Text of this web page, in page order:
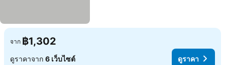
จาก ฿1,302
ดูราคาจาก 6 เว็บไซต์ ดูราคา